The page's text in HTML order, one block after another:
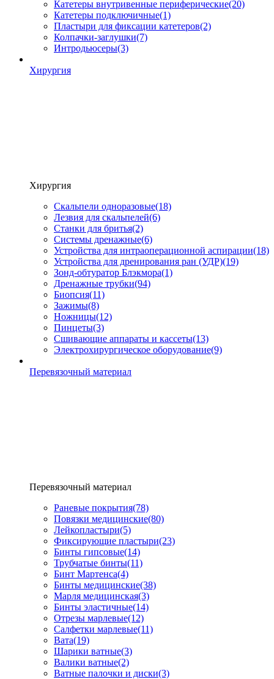
Катетеры внутривенные периферические(20)
Катетеры подключичные(1)
Пластыри для фиксации катетеров(2)
Колпачки-заглушки(7)
Интродьюсеры(3)
Хирургия
Хирургия
Скальпели одноразовые(18)
Лезвия для скальпелей(6)
Станки для бритья(2)
Системы дренажные(6)
Устройства для интраоперационной аспирации(18)
Устройства для дренирования ран (УДР)(19)
Зонд-обтуратор Блэкмора(1)
Дренажные трубки(94)
Биопсия(11)
Зажимы(8)
Ножницы(12)
Пинцеты(3)
Сшивающие аппараты и кассеты(13)
Электрохирургическое оборудование(9)
Перевязочный материал
Перевязочный материал
Раневые покрытия(78)
Повязки медицинские(80)
Лейкопластыри(5)
Фиксирующие пластыри(23)
Бинты гипсовые(14)
Трубчатые бинты(11)
Бинт Мартенса(4)
Бинты медицинские(38)
Марля медицинская(3)
Бинты эластичные(14)
Отрезы марлевые(12)
Салфетки марлевые(11)
Вата(19)
Шарики ватные(3)
Валики ватные(2)
Ватные палочки и диски(3)